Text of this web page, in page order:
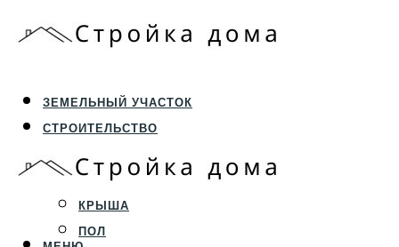
ЗЕМЕЛЬНЫЙ УЧАСТОК
СТРОИТЕЛЬСТВО
ФУНДАМЕНТ И ЦОКОЛЬ
ПЕРЕКРЫТИЯ И СТЕНЫ
КРЫША
ПОЛ